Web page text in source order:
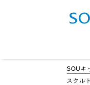
SOUキ
スクル